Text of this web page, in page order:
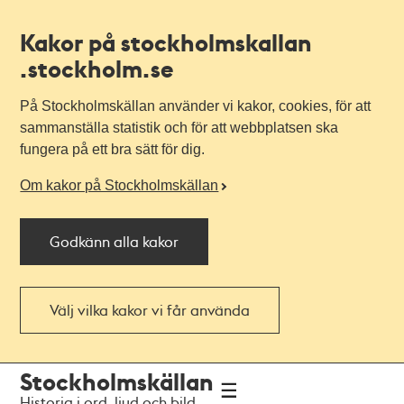
Kakor på stockholmskallan
.stockholm.se
På Stockholmskällan använder vi kakor, cookies, för att
sammanställa statistik och för att webbplatsen ska
fungera på ett bra sätt för dig.
Om kakor på Stockholmskällan
Godkänn alla kakor
Välj vilka kakor vi får använda
navigationen
huvudinnehållet
Stockholmskällan